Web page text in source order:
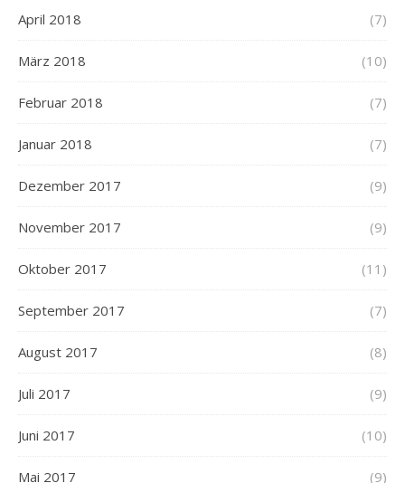
April 2018 (7)
März 2018 (10)
Februar 2018 (7)
Januar 2018 (7)
Dezember 2017 (9)
November 2017 (9)
Oktober 2017 (11)
September 2017 (7)
August 2017 (8)
Juli 2017 (9)
Juni 2017 (10)
Mai 2017 (9)